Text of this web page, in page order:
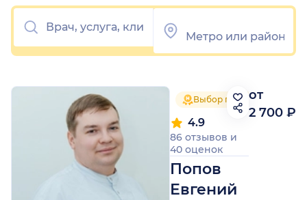
Выбор пациентов 2025
Попов
Евгений
4.9
86 отзывов и
40 оценок
от
2 700 ₽